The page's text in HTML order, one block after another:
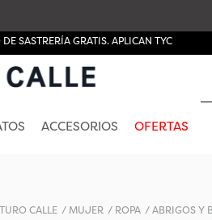
SASTRERÍA GRATIS. APLICAN TYC
ACCESORIOS OFERTAS
MUJER ROPA ABRIGOS Y